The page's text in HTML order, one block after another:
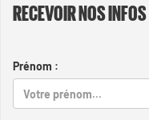
RECEVOIR NOS INFOS
Prénom :